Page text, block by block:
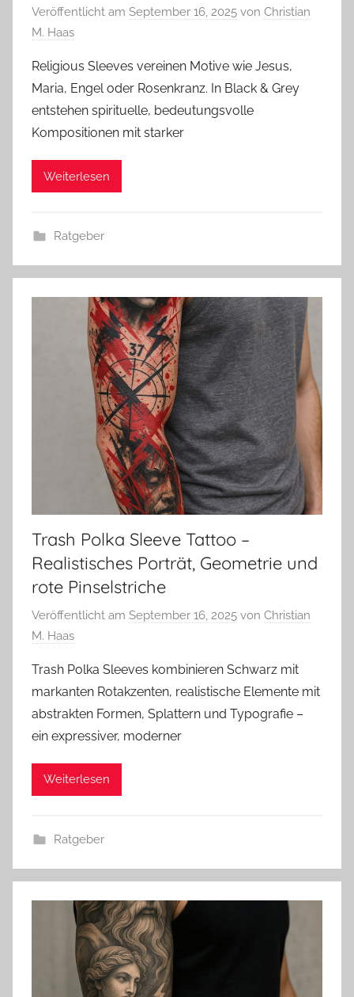
Veröffentlicht am September 16, 2025 von Christian
M. Haas
Religious Sleeves vereinen Motive wie Jesus,
Maria, Engel oder Rosenkranz. In Black & Grey
entstehen spirituelle, bedeutungsvolle
Kompositionen mit starker
Weiterlesen
Ratgeber
Trash Polka Sleeve Tattoo –
Realistisches Porträt, Geometrie und
rote Pinselstriche
Veröffentlicht am September 16, 2025 von Christian
M. Haas
Trash Polka Sleeves kombinieren Schwarz mit
markanten Rotakzenten, realistische Elemente mit
abstrakten Formen, Splattern und Typografie –
ein expressiver, moderner
Weiterlesen
Ratgeber